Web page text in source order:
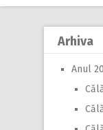
Arhiva
Anul